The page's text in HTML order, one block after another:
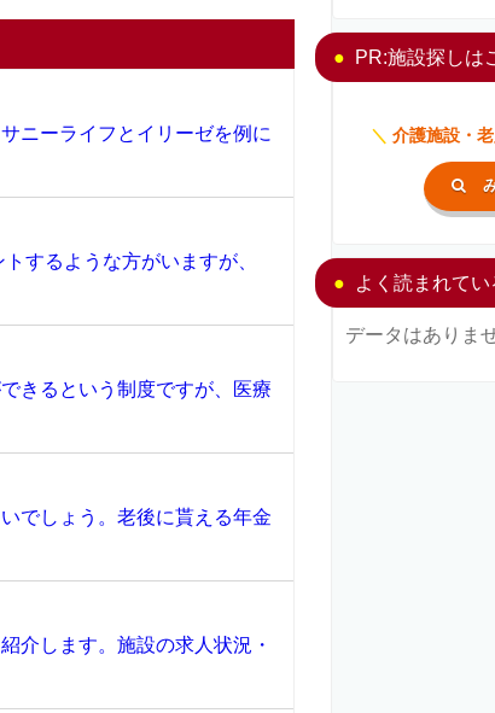
ニーライフとイリーゼを例に
するような方がいますが、
きるという制度ですが、医療
でしょう。老後に貰える年金
介します。施設の求人状況・
PR:施設探しは
＼ 介護施設・
よく読まれて
データはありま